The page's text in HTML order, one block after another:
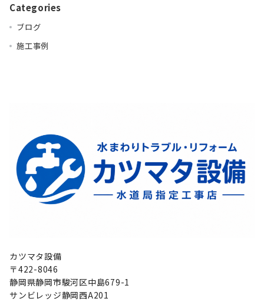
Categories
ブログ
施工事例
カツマタ設備
〒422-8046
静岡県静岡市駿河区中島679-1
サンビレッジ静岡西A201